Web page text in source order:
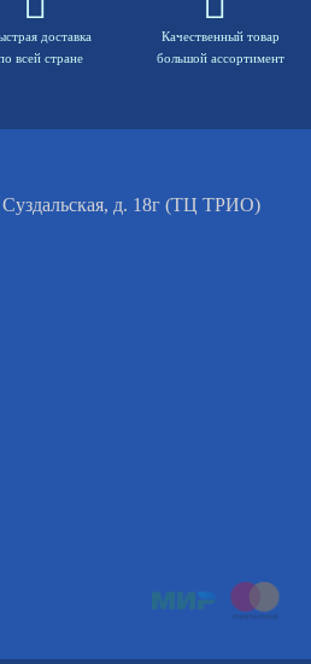
доставка
всей стране
Качественный товар
большой ассортимент
Суздальская, д. 18г (ТЦ ТРИО)